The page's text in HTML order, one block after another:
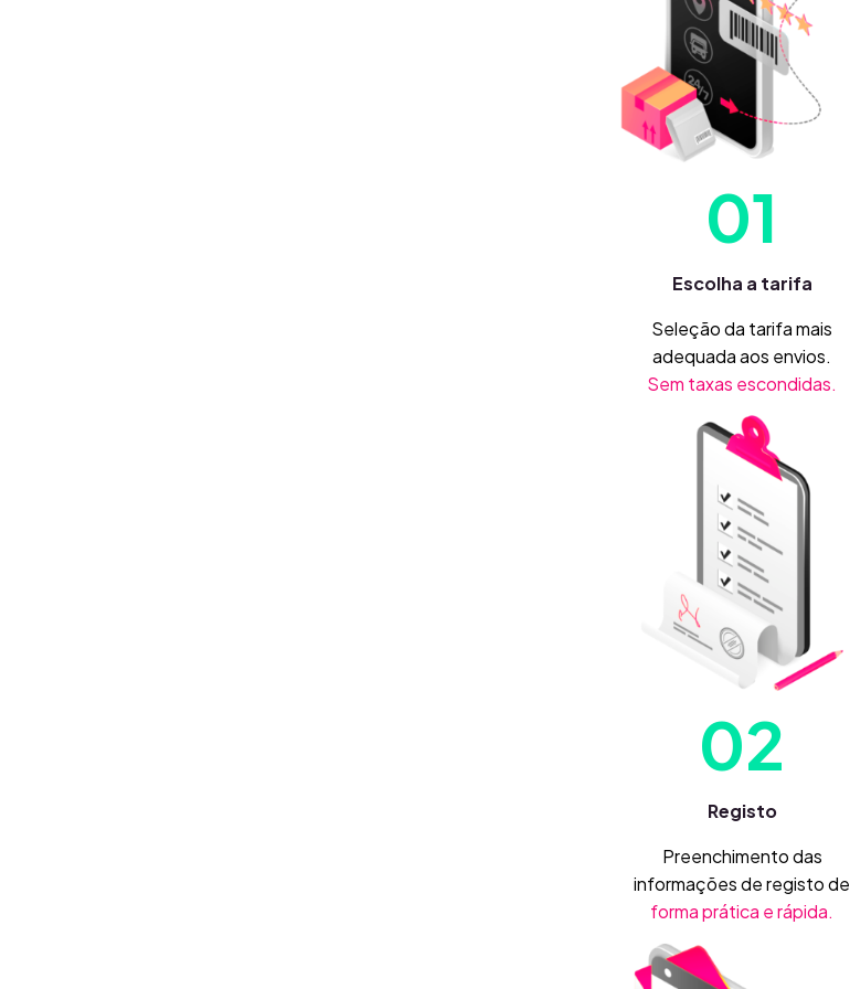
01
Escolha a tarifa
Seleção da tarifa mais
adequada aos envios.
Sem taxas escondidas.
02
Registo
Preenchimento das
informações de registo de
forma prática e rápida.